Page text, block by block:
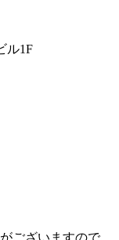
ル1F
ございますので、